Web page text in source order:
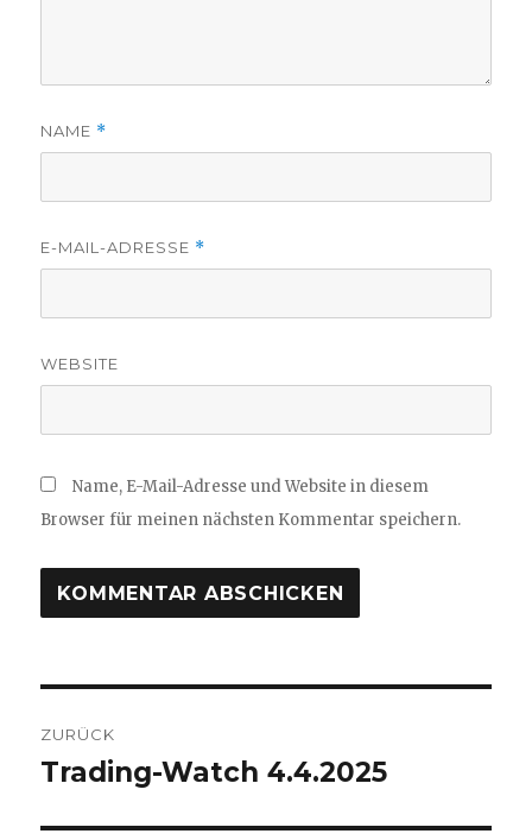
NAME *
E-MAIL-ADRESSE *
WEBSITE
Name, E-Mail-Adresse und Website in diesem
Browser für meinen nächsten Kommentar speichern.
ZURÜCK
Vorheriger
Trading-Watch 4.4.2025